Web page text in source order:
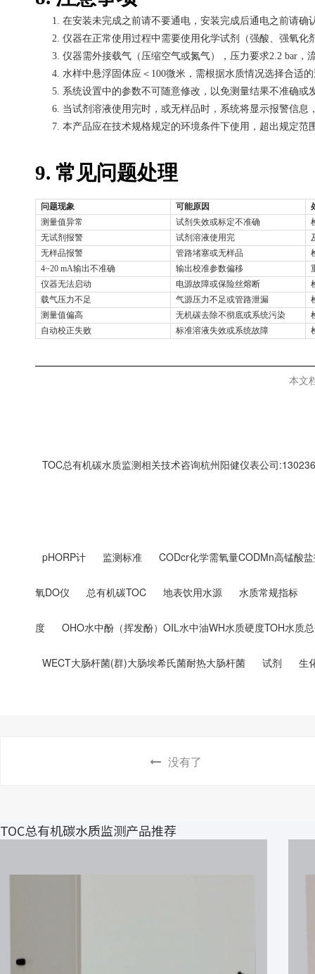
1. 在安装未完成之前请不要通电，安装完成后通电之前请确
2. 仪器在正常使用过程中需要使用化学试剂（强酸、强氧
3. 仪器需外接载气（压缩空气或氮气），压力要求2.2 bar，
4. 水样中悬浮固体应＜ 100微米，需根据水质情况选择合适
5.
系统设置中的参数不可随意修改，以免测量结果不准确或
6. 当试剂溶液使用完时，或无样品时，系统将显示报警信息
7. 本产品应在技术规格规定的环境条件下使用，超出规定范
9. 常见问题处理
问题现象 可能原因
测量值异常
试剂失效或标定不准确
无试剂报警
试剂溶液使用完
无样品报警
管路堵塞或无样品
4~20 mA输出不准确
输出校准参数偏移
仪器无法启动
电源故障或保险丝熔断
载气压力不足
气源压力不足或管路泄漏
测量值偏高
无机碳去除不彻底或系统污染
自动校正失败
标准溶液失效或系统故障
本文
TOC总有机碳水质监测相关技术咨询杭州阳健仪表公司
pHORP计 监测标准 CODcr化学需氧量CODMn高锰酸
氧DO仪 总有机碳TOC 地表饮用水源 水质常规指标
度 OHO水中酚（挥发酚）OIL水中油WH水质硬度TOH水质
WECT大肠杆菌(群)大肠埃希氏菌耐热大肠杆菌 试剂 生
没有了
TOC总有机碳水质监测产品推荐